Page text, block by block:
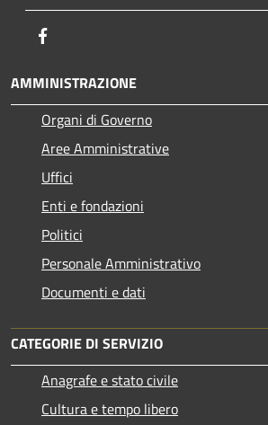
AMMINISTRAZIONE
Organi di Governo
Aree Amministrative
Uffici
Enti e fondazioni
Politici
Personale Amministrativo
Documenti e dati
CATEGORIE DI SERVIZIO
Anagrafe e stato civile
Cultura e tempo libero